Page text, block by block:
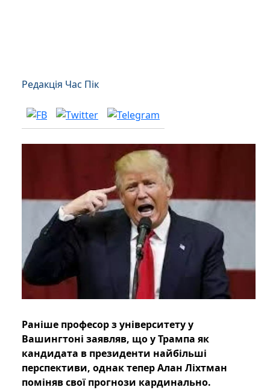
Редакція Час Пік
Раніше професор з університету у
Вашингтоні заявляв, що у Трампа як
кандидата в президенти найбільші
перспективи, однак тепер Алан Ліхтман
поміняв свої прогнози кардинально.